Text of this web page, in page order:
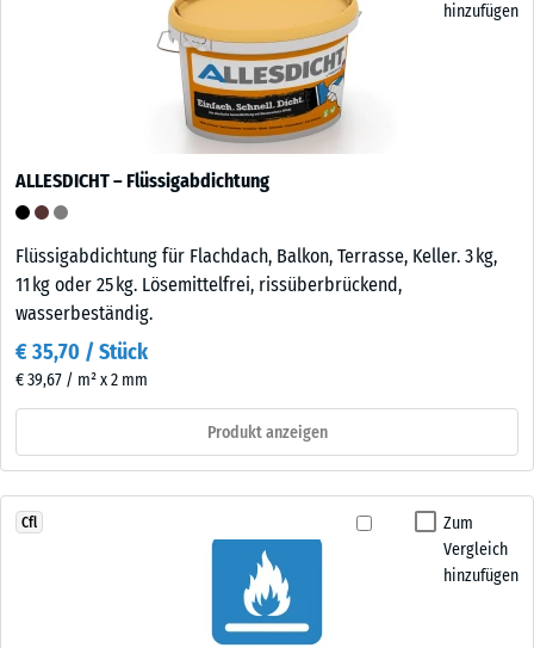
hinzufügen
ALLESDICHT – Flüssigabdichtung
Flüssigabdichtung für Flachdach, Balkon, Terrasse, Keller. 3 kg,
11 kg oder 25 kg. Lösemittelfrei, rissüberbrückend,
wasserbeständig.
€ 35,70 / Stück
€ 39,67 / m² x 2 mm
Produkt anzeigen
Zum
Vergleich
hinzufügen
Cfl